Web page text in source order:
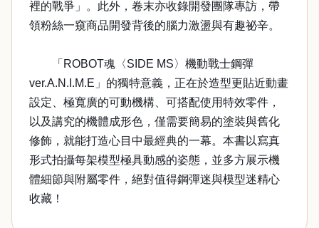
裡的戰爭」。此外，卷末亦收錄開發團隊專訪，帶
領粉絲一窺商品開發背後的腦力激盪與有趣祕辛。
「ROBOT魂〈SIDE MS〉機動戰士鋼彈
ver.A.N.I.M.E」的獨特意義，正在於造型更貼近動畫
設定、極寬廣的可動機構、可搭配使用特效零件，
以及講究的機體成形色，僅需要簡易的塗裝與舊化
修飾，就能打造心目中最經典的一幕。本書以寫真
形式拍攝每架模型極具動感的姿態，並多方展示機
體細節與附屬零件，絕對值得鋼彈迷與模型迷精心
收藏！